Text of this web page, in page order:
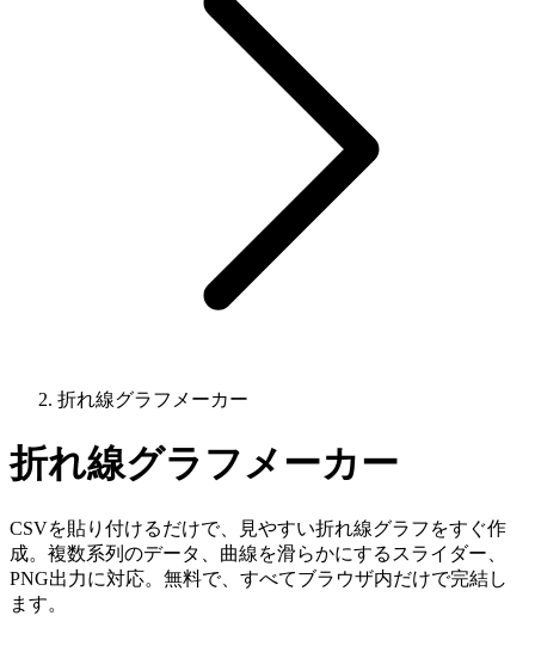
折れ線グラフメーカー
折れ線グラフメーカー
CSVを貼り付けるだけで、見やすい折れ線グラフをすぐ作
成。複数系列のデータ、曲線を滑らかにするスライダー、
PNG出力に対応。無料で、すべてブラウザ内だけで完結し
ます。